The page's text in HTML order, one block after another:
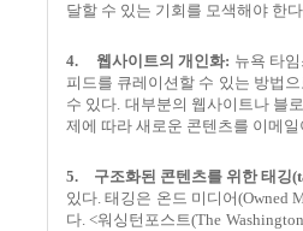
달할 수 있는 기회를 모색해야 한다
4. 웹사이트의 개인화: 뉴욕 타
피드를 큐레이션할 수 있는 방법
수 있다. 대부분의 웹사이트나 블
제에 따라 새로운 콘텐츠를 이메
5. 구조화된 콘텐츠를 위한 태깅
있다.태깅은 온드 미디어(Owned
다. <워싱턴포스트(The